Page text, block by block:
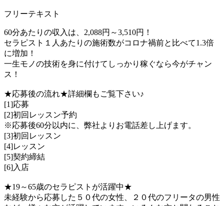
フリーテキスト
60分あたりの収入は、2,088円～3,510円！
セラピスト１人あたりの施術数がコロナ禍前と比べて1.3倍
に増加！
一生モノの技術を身に付けてしっかり稼ぐなら今がチャン
ス！
★応募後の流れ★詳細欄もご覧下さい♪
[1]応募
[2]初回レッスン予約
※応募後60分以内に、弊社よりお電話差し上げます。
[3]初回レッスン
[4]レッスン
[5]契約締結
[6]入店
★19～65歳のセラピストが活躍中★
未経験から応募した５０代の女性、２０代のフリータの男性